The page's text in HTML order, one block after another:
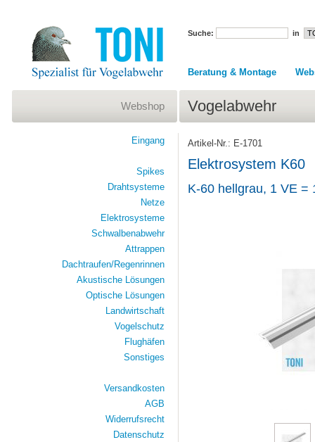
Suche: in
Beratung & Montage
Vogelabwehr
Artikel-Nr.: E-1701
Elektrosystem K60
K-60 hellgrau, 1 VE =
Webshop
Eingang
Spikes
Drahtsysteme
Netze
Elektrosysteme
Schwalbenabwehr
Attrappen
Dachtraufen/Regenrinnen
Akustische Lösungen
Optische Lösungen
Landwirtschaft
Vogelschutz
Flughäfen
Sonstiges
Versandkosten
AGB
Widerrufsrecht
Datenschutz